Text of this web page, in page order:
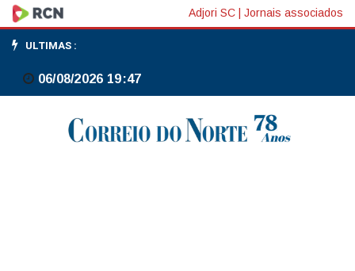
Bolsas
da
Europa
fecham
Adjori SC Jornais associados
ULTIMAS :
06/08/2026 19:47